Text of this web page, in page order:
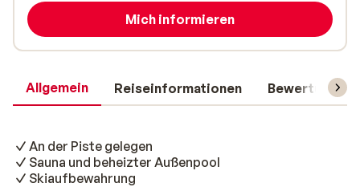
Allgemein Reiseinformationen Bewertungen
An der Piste gelegen
Sauna und beheizter Außenpool
Skiaufbewahrung
Mich informieren